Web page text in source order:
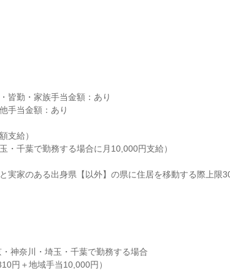
皆勤・家族手当金額：あり
手当金額：あり
支給）
・千葉で勤務する場合に月10,000円支給）
実家のある出身県【以外】の県に住居を移動する際上限
神奈川・埼玉・千葉で勤務する場合
円＋地域手当10,000円）